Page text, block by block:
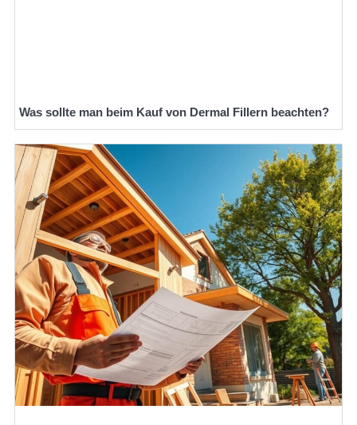
Was sollte man beim Kauf von Dermal Fillern beachten?